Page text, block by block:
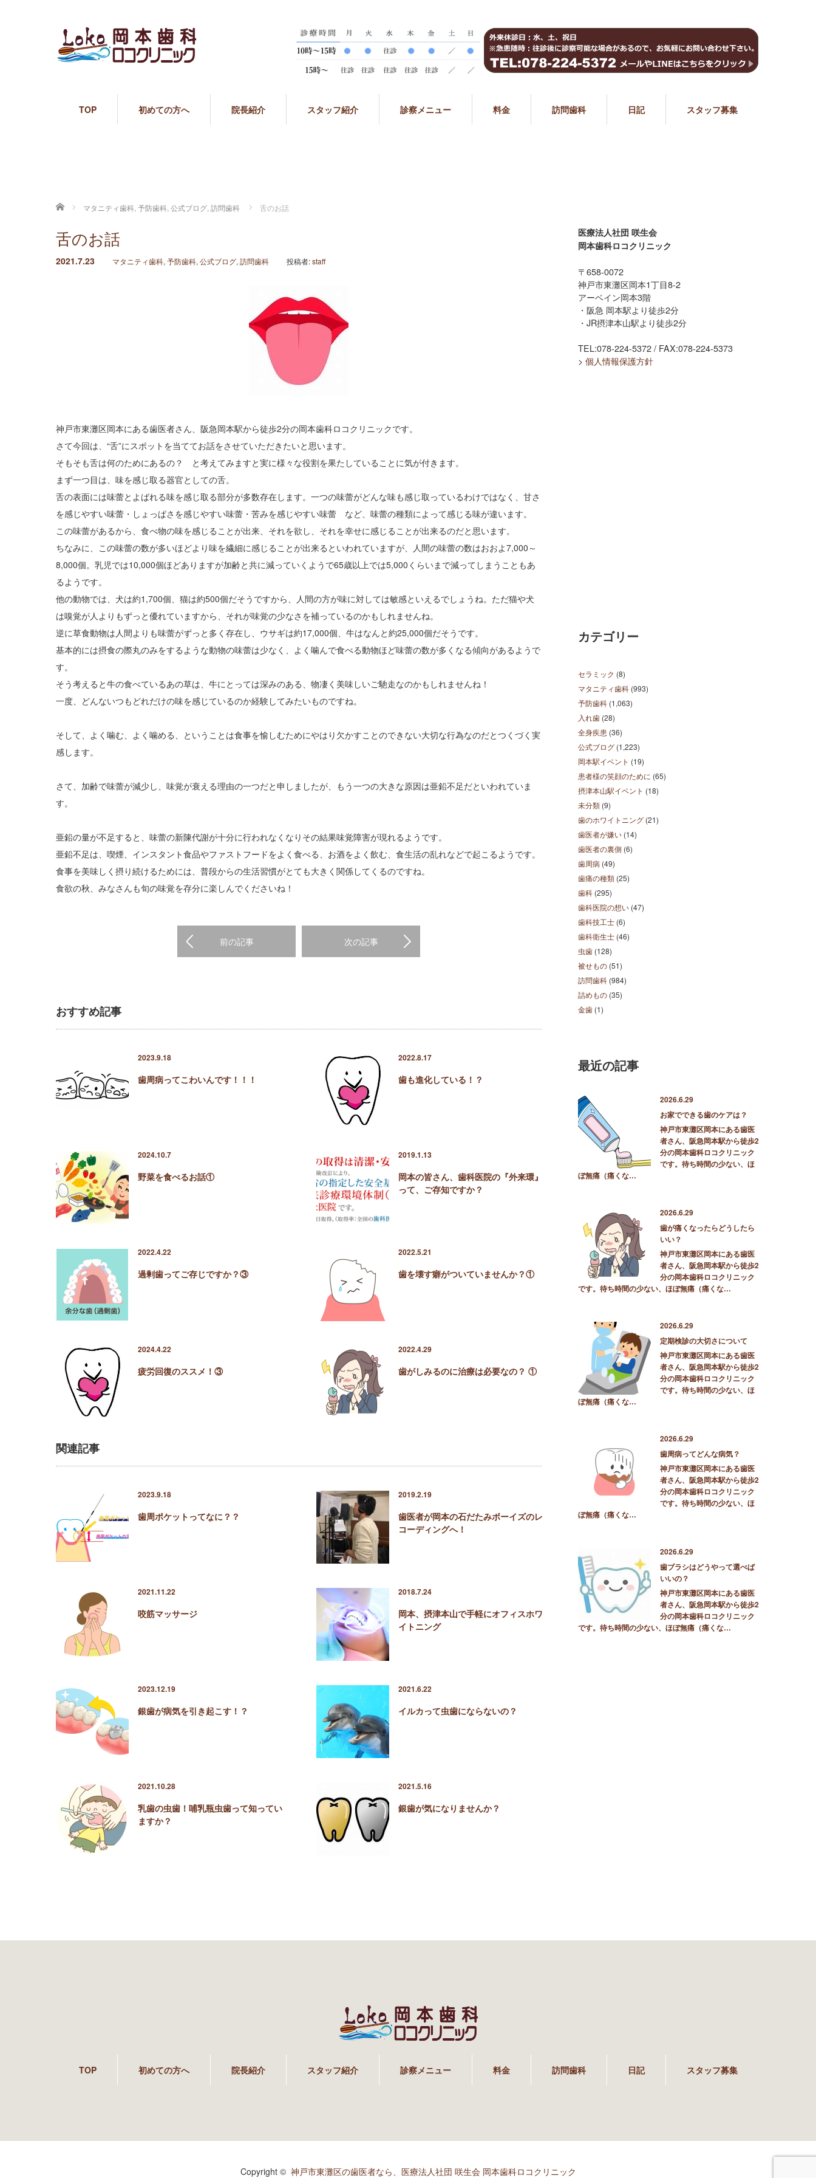
TOP 初めての方へ 院長紹介 スタッフ紹介 診察メニュー 料金 訪問歯科 日記 スタッフ募集
ホーム マタニティ歯科, 予防歯科, 公式ブログ, 訪問歯科 舌のお話
舌のお話
2021.7.23 マタニティ歯科, 予防歯科, 公式ブログ, 訪問歯科 投稿者:staff
神戸市東灘区岡本にある歯医者さん、阪急岡本駅から徒歩2分の岡本歯科ロコクリニックです。
さて今回は、“舌”にスポットを当ててお話をさせていただきたいと思います。
そもそも舌は何のためにあるの？ と考えてみますと実に様々な役割を果たしていることに気が付きます。
まず一つ目は、味を感じ取る器官としての舌。
舌の表面には味蕾とよばれる味を感じ取る部分が多数存在します。一つの味蕾がどんな味も感じ取っているわけではなく、甘さ
を感じやすい味蕾・しょっぱさを感じやすい味蕾・苦みを感じやすい味蕾 など、味蕾の種類によって感じる味が違います。
この味蕾があるから、食べ物の味を感じることが出来、それを欲し、それを幸せに感じることが出来るのだと思います。
ちなみに、この味蕾の数が多いほどより味を繊細に感じることが出来るといわれていますが、人間の味蕾の数はおおよ7,000～
8,000個。乳児では10,000個ほどありますが加齢と共に減っていくようで65歳以上では5,000くらいまで減ってしまうこともあ
るようです。
他の動物では、犬は約1,700個、猫は約500個だそうですから、人間の方が味に対しては敏感といえるでしょうね。ただ猫や犬
は嗅覚が人よりもずっと優れていますから、それが味覚の少なさを補っているのかもしれませんね。
逆に草食動物は人間よりも味蕾がずっと多く存在し、ウサギは約17,000個、牛はなんと約25,000個だそうです。
基本的には摂食の際丸のみをするような動物の味蕾は少なく、よく噛んで食べる動物ほど味蕾の数が多くなる傾向があるようで
す。
そう考えると牛の食べているあの草は、牛にとっては深みのある、物凄く美味しいご馳走なのかもしれませんね！
一度、どんないつもどれだけの味を感じているのか経験してみたいものですね。
そして、よく噛む、よく噛める、ということは食事を愉しむためにやはり欠かすことのできない大切な行為なのだとつくづく実
感します。
さて、加齢で味蕾が減少し、味覚が衰える理由の一つだと申しましたが、もう一つの大きな原因は亜鉛不足だといわれていま
す。
亜鉛の量が不足すると、味蕾の新陳代謝が十分に行われなくなりその結果味覚障害が現れるようです。
亜鉛不足は、喫煙、インスタント食品やファストフードをよく食べる、お酒をよく飲む、食生活の乱れなどで起こるようです。
食事を美味しく摂り続けるためには、普段からの生活習慣がとても大きく関係してくるのですね。
食欲の秋、みなさんも旬の味覚を存分に楽しんでくださいね！
前の記事 次の記事
おすすめ記事
2023.9.18
歯周病ってこわいんです！！！
2022.8.17
歯も進化している！？
2024.10.7
野菜を食べるお話①
2019.1.13
岡本の皆さん、歯科医院の『外来環』
って、ご存知ですか？
2022.4.22
過剰歯ってご存じですか？③
2022.5.21
歯を壊す癖がついていませんか？①
2024.4.22
疲労回復のススメ！③
2022.4.29
歯がしみるのに治療は必要なの？ ①
関連記事
2023.9.18
歯周ポケットってなに？？
2019.2.19
歯医者が岡本の石だたみボーイズのレ
コーディングへ！
2021.11.22
咬筋マッサージ
2018.7.24
岡本、摂津本山で手軽にオフィスホワ
イトニング
2023.12.19
銀歯が病気を引き起こす！？
2021.6.22
イルカって虫歯にならないの？
2021.10.28
乳歯の虫歯！哺乳瓶虫歯って知ってい
ますか？
2021.5.16
銀歯が気になりませんか？
医療法人社団 咲生会
岡本歯科ロコクリニック
〒658-0072
神戸市東灘区岡本1丁目8-2
アーベイン岡本3階
・阪急 岡本駅より徒歩2分
・JR摂津本山駅より徒歩2分
TEL:078-224-5372 / FAX:078-224-5373
> 個人情報保護方針
カテゴリー
セラミック (8)
マタニティ歯科 (993)
予防歯科 (1,063)
入れ歯 (28)
全身疾患 (36)
公式ブログ (1,223)
岡本駅イベント (19)
患者様の笑顔のために (65)
摂津本山駅イベント (18)
未分類 (9)
歯のホワイトニング (21)
歯医者が嫌い (14)
歯医者の裏側 (6)
歯周病 (49)
歯痛の種類 (25)
歯科 (295)
歯科医院の想い (47)
歯科技工士 (6)
歯科衛生士 (46)
虫歯 (128)
被せもの (51)
訪問歯科 (984)
詰めもの (35)
金歯 (1)
最近の記事
2026.6.29
お家でできる歯のケアは？
神戸市東灘区岡本にある歯医
者さん、阪急岡本駅から徒歩2
分の岡本歯科ロコクリニック
です。待ち時間の少ない、ほ
ぼ無痛（痛くな…
2026.6.29
歯が痛くなったらどうしたら
いい？
神戸市東灘区岡本にある歯医
者さん、阪急岡本駅から徒歩2
分の岡本歯科ロコクリニック
です。待ち時間の少ない、ほぼ無痛（痛くな…
2026.6.29
定期検診の大切さについて
神戸市東灘区岡本にある歯医
者さん、阪急岡本駅から徒歩2
分の岡本歯科ロコクリニック
です。待ち時間の少ない、ほ
ぼ無痛（痛くな…
2026.6.29
歯周病ってどんな病気？
神戸市東灘区岡本にある歯医
者さん、阪急岡本駅から徒歩2
分の岡本歯科ロコクリニック
です。待ち時間の少ない、ほ
ぼ無痛（痛くな…
2026.6.29
歯ブラシはどうやって選べば
いいの？
神戸市東灘区岡本にある歯医
者さん、阪急岡本駅から徒歩2
分の岡本歯科ロコクリニック
です。待ち時間の少ない、ほぼ無痛（痛くな…
TOP 初めての方へ 院長紹介 スタッフ紹介 診察メニュー 料金 訪問歯科 日記 スタッフ募集
Copyright © 神戸市東灘区の歯医者なら、医療法人社団 咲生会 岡本歯科ロコクリニック